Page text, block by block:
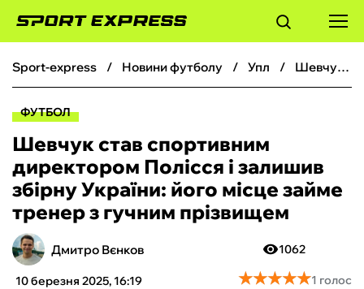
ФУТБОЛ
БОКС
ХОКЕЙ
ТЕНІС
sport-express новини футболу упл Шевчук став спортивним директором Полісся і залишив збірну України: його місце займе тренер з гучним прізвищем
ФУТБОЛ
Шевчук став спортивним
директором Полісся і залишив
збірну України: його місце займе
тренер з гучним прізвищем
Дмитро Вєнков
10 березня 2025, 16:19
1062
★★★★★
★★★★★1 голос